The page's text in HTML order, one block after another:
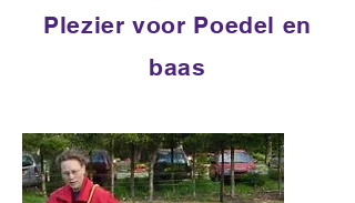
Plezier voor Poedel en
baas